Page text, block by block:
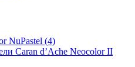
NuPastel (4)
Caran d’Ache Neocolor II